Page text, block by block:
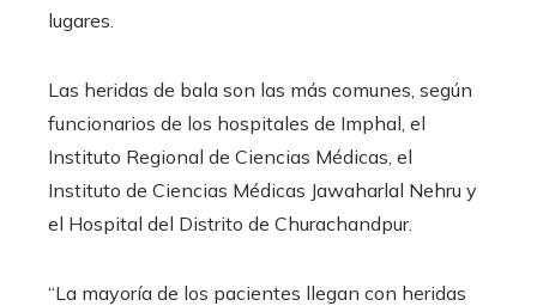
lugares.
Las heridas de bala son las más comunes, según
funcionarios de los hospitales de Imphal, el
Instituto Regional de Ciencias Médicas, el
Instituto de Ciencias Médicas Jawaharlal Nehru y
el Hospital del Distrito de Churachandpur.
“La mayoría de los pacientes llegan con heridas